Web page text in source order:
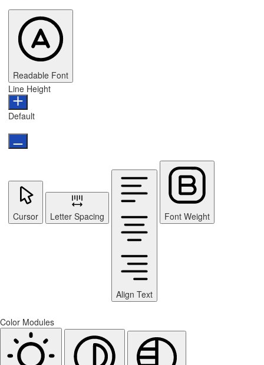
Readable Font
Line Height
Default
Cursor Letter Spacing
Align Text
Font Weight
Color Modules